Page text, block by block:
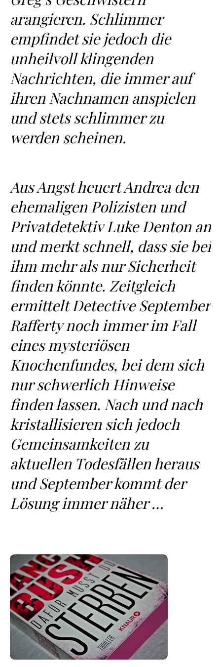
arangieren. Schlimmer
empfindet sie jedoch die
unheilvoll klingenden
Nachrichten, die immer auf
ihren Nachnamen anspielen
und stets schlimmer zu
werden scheinen.
Aus Angst heuert Andrea den
ehemaligen Polizisten und
Privatdetektiv Luke Denton an
und merkt schnell, dass sie bei
ihm mehr als nur Sicherheit
finden könnte. Zeitgleich
ermittelt Detective September
Rafferty noch immer im Fall
eines mysteriösen
Knochenfundes, bei dem sich
nur schwerlich Hinweise
finden lassen. Nach und nach
kristallisieren sich jedoch
Gemeinsamkeiten zu
aktuellen Todesfällen heraus
und September kommt der
Lösung immer näher …